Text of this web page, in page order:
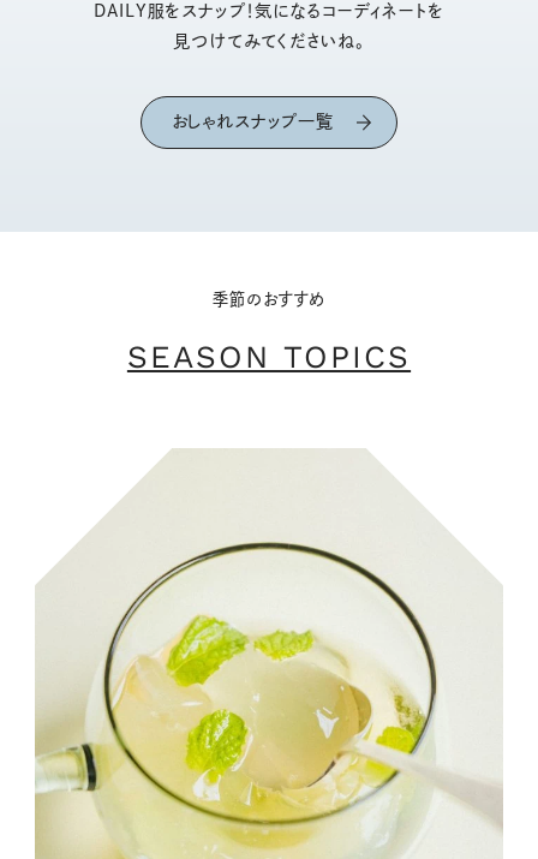
DAILY服をスナップ！気になるコーディネートを
見つけてみてくださいね。
おしゃれスナップ一覧
季節のおすすめ
SEASON TOPICS